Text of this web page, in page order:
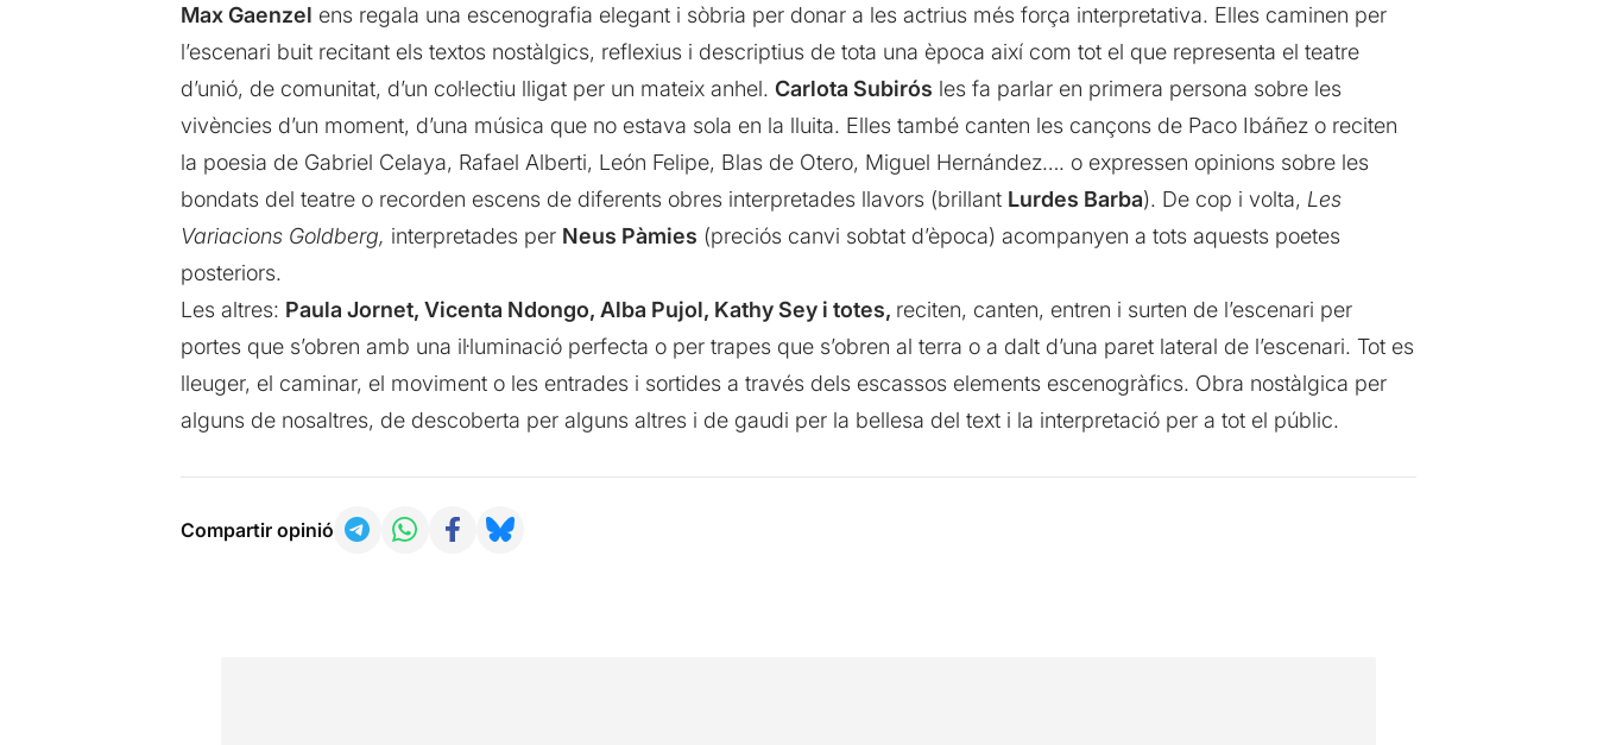
Max Gaenzel ens regala una escenografia elegant i sòbria per donar a les actrius més força interpretativa. Elles caminen per
l’escenari buit recitant els textos nostàlgics, reflexius i descriptius de tota una època així com tot el que representa el teatre
d’unió, de comunitat, d’un col·lectiu lligat per un mateix anhel. Carlota Subirós les fa parlar en primera persona sobre les
vivències d’un moment, d’una música que no estava sola en la lluita. Elles també canten les cançons de Paco Ibáñez o reciten
la poesia de Gabriel Celaya, Rafael Alberti, León Felipe, Blas de Otero, Miguel Hernández…. o expressen opinions sobre les
bondats del teatre o recorden escens de diferents obres interpretades llavors (brillant Lurdes Barba). De cop i volta, Les
Variacions Goldberg, interpretades per Neus Pàmies (preciós canvi sobtat d’època) acompanyen a tots aquests poetes
posteriors.
Les altres: Paula Jornet, Vicenta Ndongo, Alba Pujol, Kathy Sey i totes, reciten, canten, entren i surten de l’escenari per
portes que s’obren amb una il·luminació perfecta o per trapes que s’obren al terra o a dalt d’una paret lateral de l’escenari. Tot es
lleuger, el caminar, el moviment o les entrades i sortides a través dels escassos elements escenogràfics. Obra nostàlgica per
alguns de nosaltres, de descoberta per alguns altres i de gaudi per la bellesa del text i la interpretació per a tot el públic.
Compartir opinió